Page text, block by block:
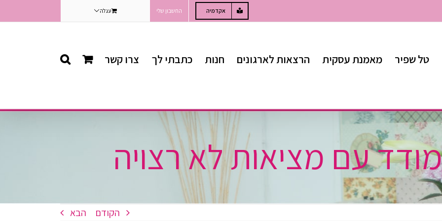
אקדמיה החשבון שלי עגלה
טל שפיר מאמנת עסקית הרצאות לארגונים חנות כתבתי לך צרו קשר
עם מציאות לא רצויה
הקודם הבא